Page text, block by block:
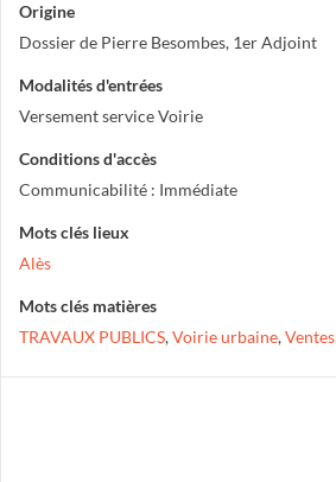
Origine
Dossier de Pierre Besombes, 1er Adjoint
Modalités d'entrées
Versement service Voirie
Conditions d'accès
Communicabilité : Immédiate
Mots clés lieux
Alès
Mots clés matières
TRAVAUX PUBLICS,Voirie urbaine,Ventes